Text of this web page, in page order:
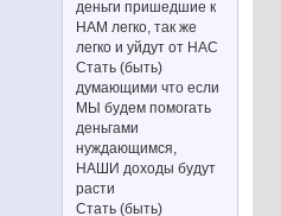
деньги пришедшие к
НАМ легко, так же
легко и уйдут от НАС
Стать (быть)
думающими что если
МЫ будем помогать
деньгами
нуждающимся,
НАШИ доходы будут
расти
Стать (быть)